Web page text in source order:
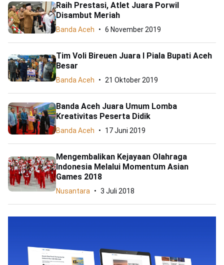
Raih Prestasi, Atlet Juara Porwil
Disambut Meriah
Banda Aceh 6 November 2019
Tim Voli Bireuen Juara I Piala Bupati Aceh
Besar
Banda Aceh 21 Oktober 2019
Banda Aceh Juara Umum Lomba
Kreativitas Peserta Didik
Banda Aceh 17 Juni 2019
Mengembalikan Kejayaan Olahraga
Indonesia Melalui Momentum Asian
Games 2018
Nusantara 3 Juli 2018